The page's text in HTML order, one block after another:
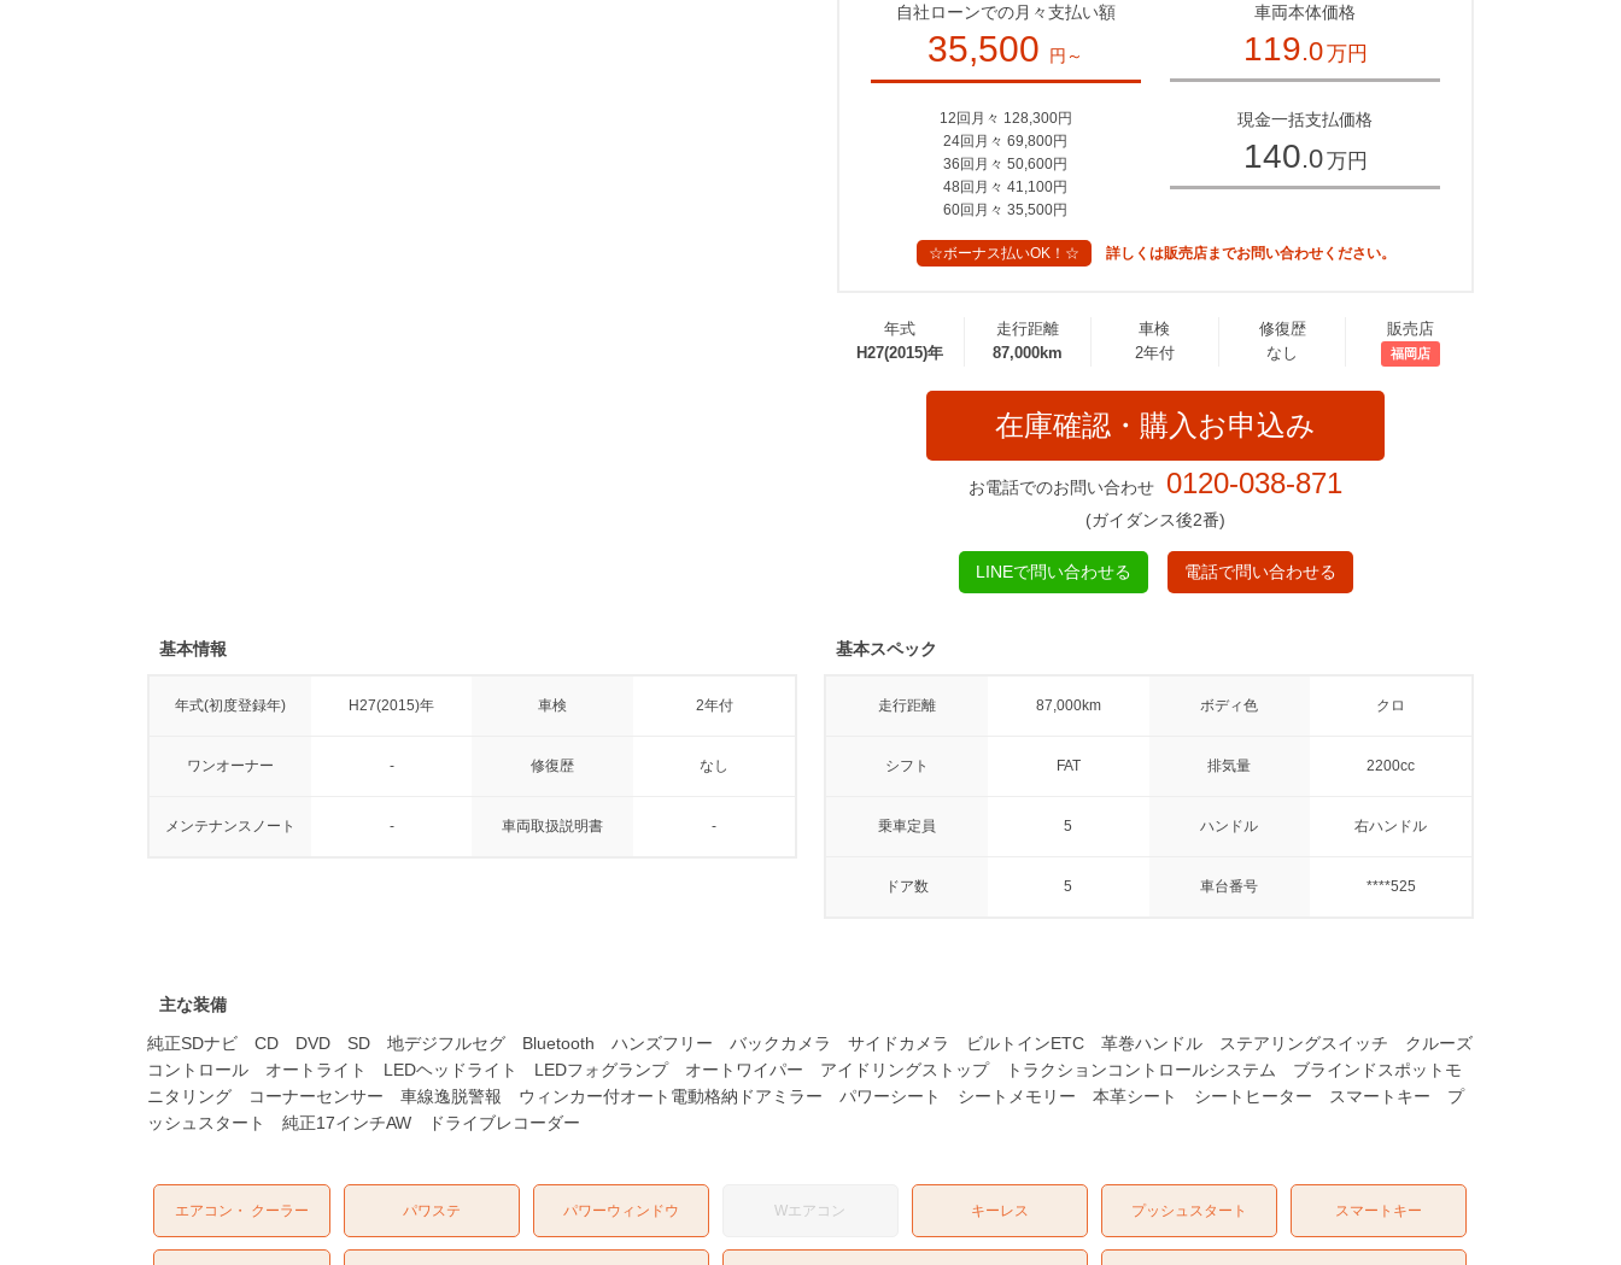
自社ローンでの月々支払い額
35,500 円～
12回月々 128,300円
24回月々 69,800円
36回月々 50,600円
48回月々 41,100円
60回月々 35,500円
車両本体価格
119.0万円
現金一括支払価格
140.0万円
☆ボーナス払いOK！☆ 詳しくは販売店までお問い合わせください。
年式
H27(2015)年
走行距離
87,000km
車検
2年付
修復歴
なし
販売店
福岡店
在庫確認・購入お申込み
お電話でのお問い合わせ 0120-038-871
(ガイダンス後2番)
LINEで問い合わせる 電話で問い合わせる
基本情報
年式(初度登録年) H27(2015)年 車検 2年付
ワンオーナー - 修復歴 なし
メンテナンスノート - 車両取扱説明書 -
基本スペック
走行距離 87,000km ボディ色 クロ
シフト FAT 排気量 2200cc
乗車定員 5 ハンドル 右ハンドル
ドア数 5 車台番号 ****525
主な装備
純正SDナビ CD DVD SD 地デジフルセグ Bluetooth ハンズフリー バックカメラ サイドカメラ ビルトインETC 革巻ハンドル ステアリングスイッチ クルーズ
コントロール オートライト LEDヘッドライト LEDフォグランプ オートワイパー アイドリングストップ トラクションコントロールシステム ブラインドスポットモ
ニタリング コーナーセンサー 車線逸脱警報 ウィンカー付オート電動格納ドアミラー パワーシート シートメモリー 本革シート シートヒーター スマートキー プ
ッシュスタート 純正17インチAW ドライブレコーダー
エアコン・ クーラー パワステ パワーウィンドウ Wエアコン キーレス プッシュスタート スマートキー